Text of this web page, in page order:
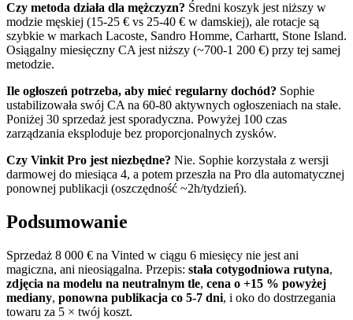
Czy metoda działa dla mężczyzn? Średni koszyk jest niższy w
modzie męskiej (15-25 € vs 25-40 € w damskiej), ale rotacje są
szybkie w markach Lacoste, Sandro Homme, Carhartt, Stone Island.
Osiągalny miesięczny CA jest niższy (~700-1 200 €) przy tej samej
metodzie.
Ile ogłoszeń potrzeba, aby mieć regularny dochód? Sophie
ustabilizowała swój CA na 60-80 aktywnych ogłoszeniach na stałe.
Poniżej 30 sprzedaż jest sporadyczna. Powyżej 100 czas
zarządzania eksploduje bez proporcjonalnych zysków.
Czy Vinkit Pro jest niezbędne? Nie. Sophie korzystała z wersji
darmowej do miesiąca 4, a potem przeszła na Pro dla automatycznej
ponownej publikacji (oszczędność ~2h/tydzień).
Podsumowanie
Sprzedaż 8 000 € na Vinted w ciągu 6 miesięcy nie jest ani
magiczna, ani nieosiągalna. Przepis: stała cotygodniowa rutyna,
zdjęcia na modelu na neutralnym tle, cena o +15 % powyżej
mediany, ponowna publikacja co 5-7 dni, i oko do dostrzegania
towaru za 5 × twój koszt.